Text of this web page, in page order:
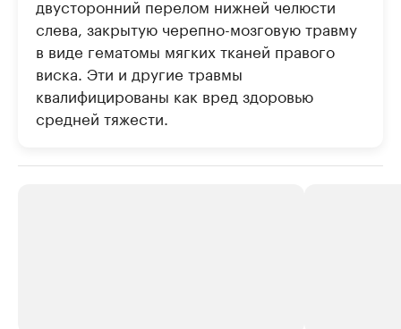
двусторонний перелом нижней челюсти
слева, закрытую черепно-мозговую травму
в виде гематомы мягких тканей правого
виска. Эти и другие травмы
квалифицированы как вред здоровью
средней тяжести.